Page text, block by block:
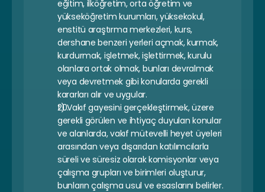
eğitim, ilköğretim, orta öğretim ve
yükseköğretim kurumları, yüksekokul,
enstitü araştırma merkezleri, kurs,
dershane benzeri yerleri açmak, kurmak,
kurdurmak, işletmek, işlettirmek, kurulu
olanlara ortak olmak, bunları devralmak
veya devretmek gibi konularda gerekli
kararları alır ve uygular.
t) Vakıf gayesini gerçekleştirmek, üzere
gerekli görülen ve ihtiyaç duyulan konular
ve alanlarda, vakıf mütevelli heyet üyeleri
arasından veya dışarıdan katılımcılarla
süreli ve süresiz olarak komisyonlar veya
çalışma grupları ve birimleri oluşturur,
bunların çalışma usul ve esaslarını belirler.